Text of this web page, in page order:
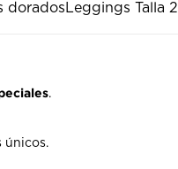
doradosLeggings Talla 2
.
únicos.